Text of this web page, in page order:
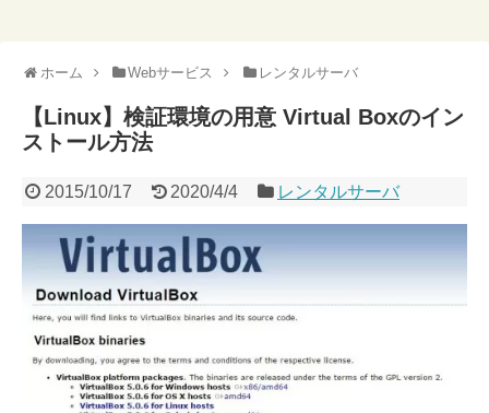
ホーム Webサービス レンタルサーバ
【Linux】検証環境の用意 Virtual Boxのイン
ストール方法
2015/10/17 2020/4/4 レンタルサーバ